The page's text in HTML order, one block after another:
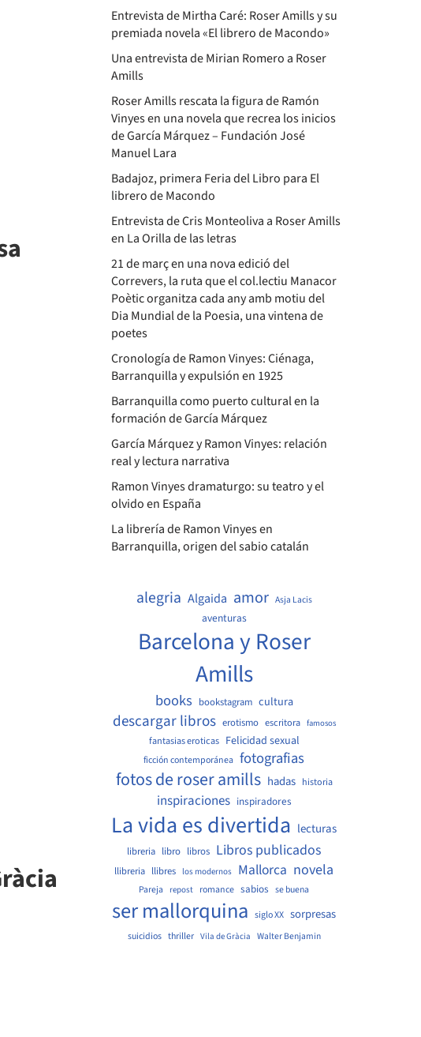
Entrevista de Mirtha Caré: Roser Amills y su
premiada novela «El librero de Macondo»
Una entrevista de Mirian Romero a Roser
Amills
Roser Amills rescata la figura de Ramón
Vinyes en una novela que recrea los inicios
de García Márquez – Fundación José
Manuel Lara
Badajoz, primera Feria del Libro para El
librero de Macondo
Entrevista de Cris Monteoliva a Roser Amills
en La Orilla de las letras
21 de març en una nova edició del
Correvers, la ruta que el col.lectiu Manacor
Poètic organitza cada any amb motiu del
Dia Mundial de la Poesia, una vintena de
poetes
Cronología de Ramon Vinyes: Ciénaga,
Barranquilla y expulsión en 1925
Barranquilla como puerto cultural en la
formación de García Márquez
García Márquez y Ramon Vinyes: relación
real y lectura narrativa
Ramon Vinyes dramaturgo: su teatro y el
olvido en España
La librería de Ramon Vinyes en
Barranquilla, origen del sabio catalán
alegria Algaida amor Asja Lacis
aventuras
Barcelona y Roser
Amills
books bookstagram cultura
descargar libros erotismo escritora famosos
fantasias eroticas Felicidad sexual
ficción contemporánea fotografias
fotos de roser amills hadas historia
inspiraciones inspiradores
La vida es divertida lecturas
libreria libro libros Libros publicados
llibreria llibres los modernos Mallorca novela
Pareja repost romance sabios se buena
ser mallorquina siglo XX sorpresas
suicidios thriller Vila de Gràcia Walter Benjamin